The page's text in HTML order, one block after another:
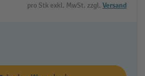
pro Stk exkl. MwSt. zzgl. Versand